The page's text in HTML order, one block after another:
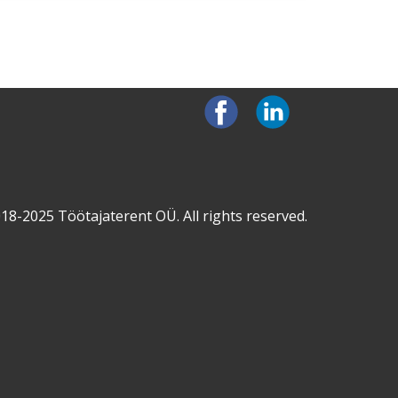
2025 ​Töötajaterent OÜ. All rights reserved.